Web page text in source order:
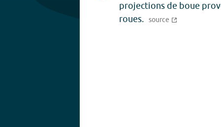
projections de boue
roues. source